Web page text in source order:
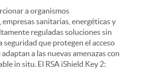
a organismos
sanitarias, energéticas y
reguladas soluciones sin
seguridad que protegen el acceso
a las nuevas amenazas con
in situ. El RSA iShield Key 2: